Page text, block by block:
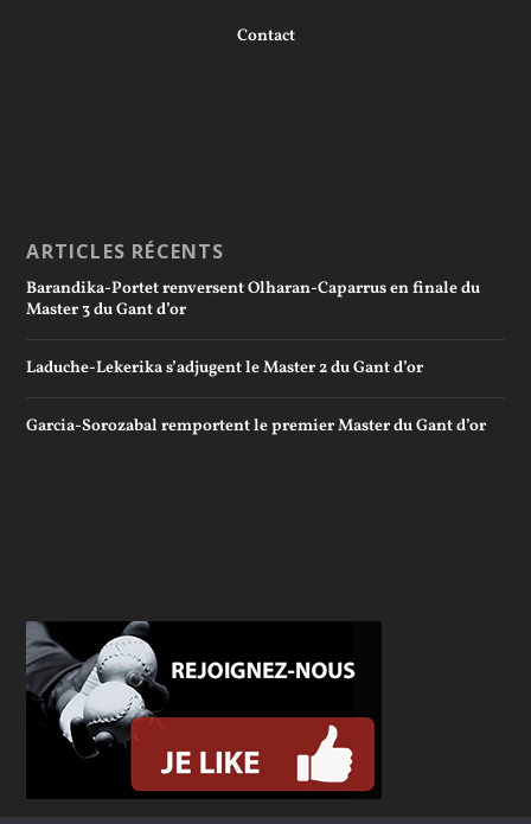
Contact
ARTICLES RÉCENTS
Barandika-Portet renversent Olharan-Caparrus en finale du
Master 3 du Gant d’or
Laduche-Lekerika s’adjugent le Master 2 du Gant d’or
Garcia-Sorozabal remportent le premier Master du Gant d’or